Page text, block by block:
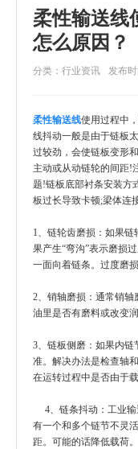
柔性输送线
怎么原因？
分类：行业资讯 发布时
柔性输送线使用过程中
线抖动一般是由于链板
过较劲，会使链板变形
主动或从动链轮的间距!
题!链板底部衬条安装方
板过长导致卡顿;梁体连
1、链轮齿磨损：如果
果产生“弯沟”表示磨损
一面向着链条。过度磨
2、销轴磨损：通常销
油里是否有磨料或改变润
3、链板侧磨：如果内
准。解决办法是检查轴
在运转过程中是否由于
4、链条抖动：工业输
有一个和多个链节不灵
距。可能的话降低载荷。